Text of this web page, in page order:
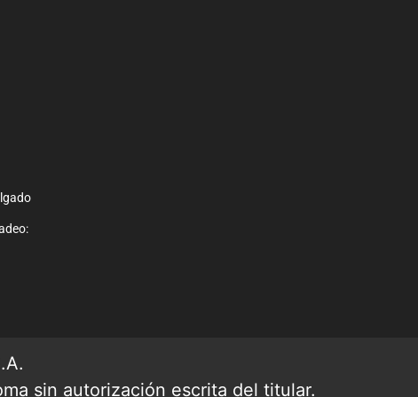
sin autorización escrita del titular.